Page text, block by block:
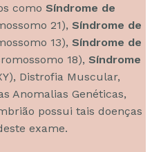
como Síndrome de
21), Síndrome de
13), Síndrome de
18), Síndrome
Distrofia Muscular,
Anomalias Genéticas,
possui tais doenças
exame.